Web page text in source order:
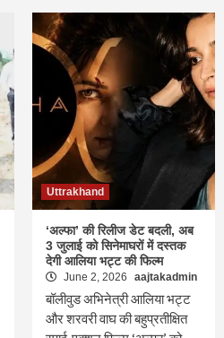
Uttrakhand
‘अल्फा’ की रिलीज डेट बदली, अब
3 जुलाई को सिनेमाघरों में दस्तक
देगी आलिया भट्ट की फिल्म
June 2, 2026 aajtakadmin
बॉलीवुड अभिनेत्री आलिया भट्ट
और शरवरी वाघ की बहुप्रतीक्षित